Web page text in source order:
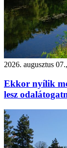
2026. augusztus
Ekkor nyílik
lesz